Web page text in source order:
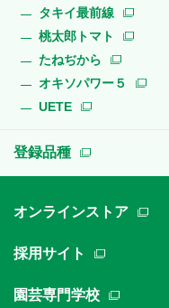
タキイ最前線
桃太郎トマト
たねぢから
オキソパワー５
UETE
登録品種
オンラインストア
採用サイト
園芸専門学校